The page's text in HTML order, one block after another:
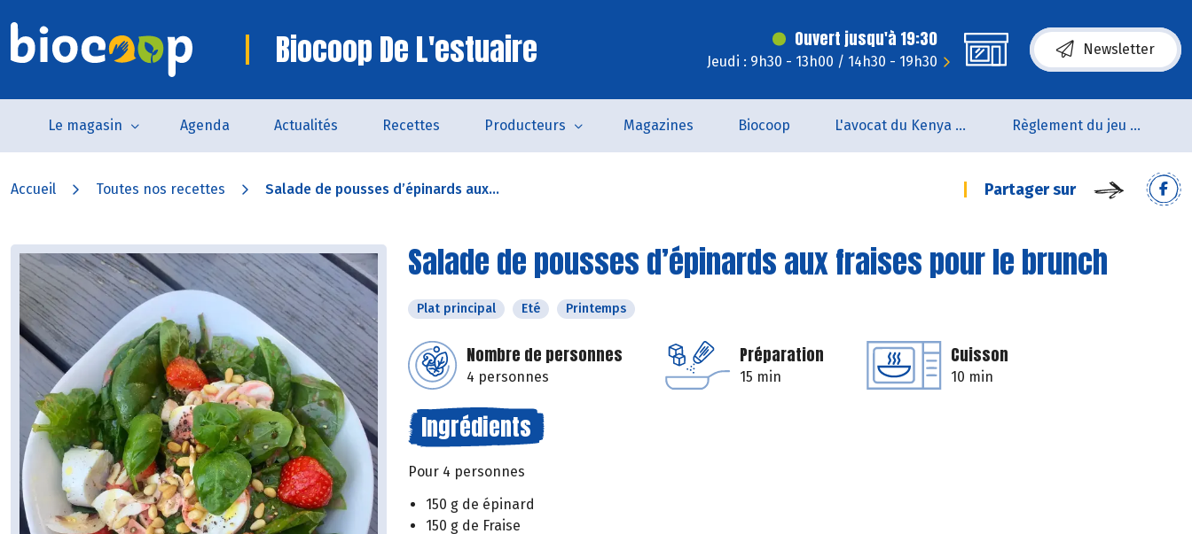
Biocoop De L'estuaire Ouvert jusqu'à 19:30
Jeudi : 9h30 - 13h00 / 14h30 - 19h30
Newsletter
Le magasin Agenda Actualités Recettes Producteurs Magazines Biocoop L'avocat du Kenya arrive en rayon !! Règlement du jeu concours Anniversaire BIOCOOP de L’estuaire
Accueil Toutes nos recettes Salade de pousses d’épinards aux... Partager sur
Salade de pousses d’épinards aux fraises pour le brunch
Plat principal Eté Printemps
Nombre de personnes
4 personnes
Préparation
15 min
Cuisson
10 min
Ingrédients
Pour 4 personnes
150 g de épinard
150 g de Fraise